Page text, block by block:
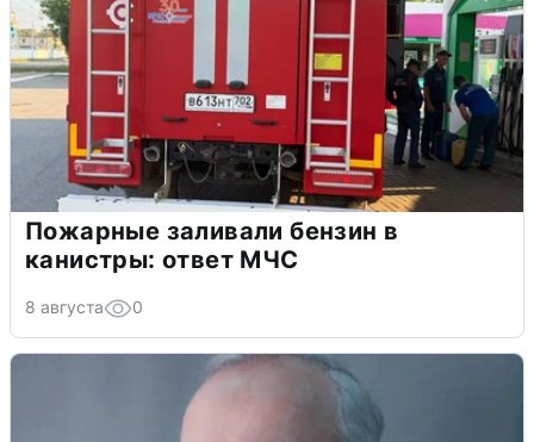
Пожарные заливали бензин в
канистры: ответ МЧС
8 августа 0